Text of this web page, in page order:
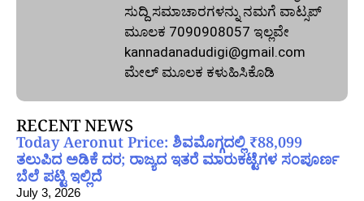
ಸುದ್ದಿ ಸಮಾಚಾರಗಳನ್ನು ನಮಗೆ ವಾಟ್ಸಪ್‌
ಮೂಲಕ 7090908057 ಇಲ್ಲವೇ
kannadanadudigi@gmail.com
ಮೇಲ್‌ ಮೂಲಕ ಕಳುಹಿಸಿಕೊಡಿ
RECENT NEWS
Today Aeronut Price: ಶಿವಮೊಗ್ಗದಲ್ಲಿ ₹88,099
ತಲುಪಿದ ಅಡಿಕೆ ದರ; ರಾಜ್ಯದ ಇತರೆ ಮಾರುಕಟ್ಟೆಗಳ ಸಂಪೂರ್ಣ
ಬೆಲೆ ಪಟ್ಟಿ ಇಲ್ಲಿದೆ
July 3, 2026